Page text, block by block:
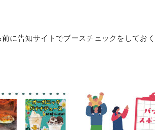
前に告知サイトでブースチェックをして